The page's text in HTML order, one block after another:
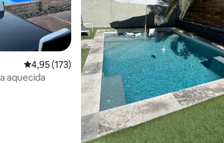
4,95 de uma avaliação média de 5, 173
4,95 (173)
aquecida